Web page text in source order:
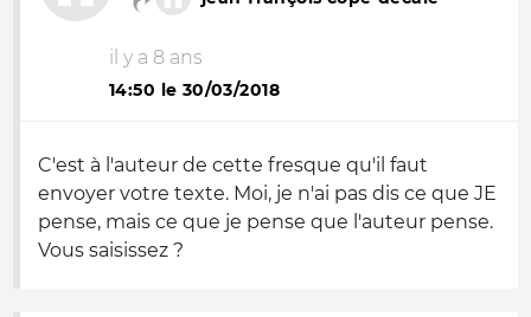
il y a 8 ans
14:50 le 30/03/2018
C'est à l'auteur de cette fresque qu'il faut
envoyer votre texte. Moi, je n'ai pas dis ce que JE
pense, mais ce que je pense que l'auteur pense.
Vous saisissez ?